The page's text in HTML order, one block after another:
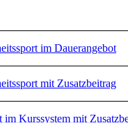
im Dauerangebot
mit Zusatzbeitrag
im Kurssystem mit